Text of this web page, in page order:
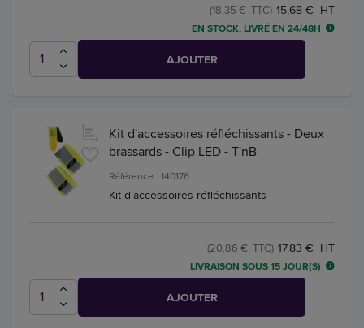
15,68 € HT
(18,35 € TTC)
EN STOCK, LIVRÉ EN 24/48H
AJOUTER
Kit d'accessoires réfléchissants - Deux
brassards - Clip LED - T'nB
Référence : 140176
Kit d'accessoires réfléchissants
17,83 € HT
(20,86 € TTC)
LIVRAISON SOUS 15 JOUR(S)
AJOUTER